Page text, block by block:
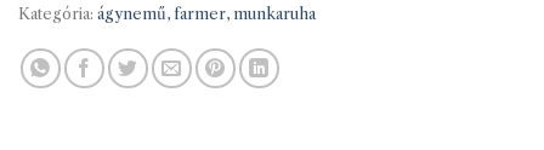
Kategória: ágynemű, farmer, munkaruha